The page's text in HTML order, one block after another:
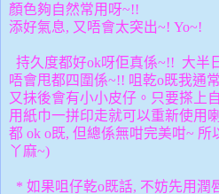
顏色夠自然常用呀~!!
添好氣息, 又唔會太突出~! Yo~!
持久度都好ok呀佢真係~!! 大半
唔會甩都四圍係~!! 咀乾o既我通
又抺後會有小小皮仔。只要搽上
用紙巾一拼印走就可以重新使用
都 ok o既, 但總係無咁完美咁~ 所
丫麻~)
* 如果咀仔乾o既話, 不妨先用潤